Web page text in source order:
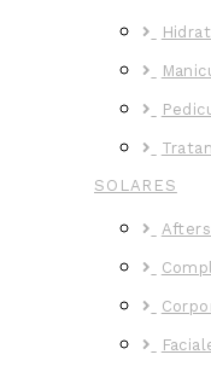
SOLARES